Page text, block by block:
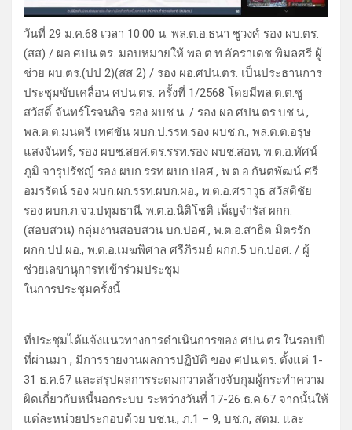
วันที่ 29 ม.ค.68 เวลา 10.00 น. พล.ต.อ.ธนา ชูวงศ์ รอง ผบ.ตร.
(สส) / ผอ.ศปน.ตร. มอบหมายให้ พล.ต.ท.อัคราเดช พิมลศรี ผู้
ช่วย ผบ.ตร.(ปป 2)(สส 2) / รอง ผอ.ศปน.ตร. เป็นประธานการ
ประชุมขับเคลื่อน ศปน.ตร. ครั้งที่ 1/2568 โดยมีพล.ต.ต.ชู
สวัสดิ์ จันทร์โรจนกิจ รอง ผบช.น. / รอง ผอ.ศปน.ตร.บช.น.,
พล.ต.ต.มนตรี เทศขัน ผบก.ป.รรท.รอง ผบช.ก., พล.ต.ต.อรุษ
แสงจันทร์, รอง ผบช.สยศ.ตร.รรท.รอง ผบช.สอท, พ.ต.อ.ทัศน์
ภูมิ จารุปรัชญ์ รอง ผบก.รรท.ผบก.ปอศ., พ.ต.อ.กันตพัฒน์ ศรี
อมรรัตน์ รอง ผบก.ผก.รรท.ผบก.ผอ., พ.ต.อ.ศราวุธ สวัสดิชัย
รอง ผบก.ภ.จว.ปทุมธานี, พ.ต.อ.นิติโชติ เพ็ญจำรัส ผกก.
(สอบสวน) กลุ่มงานสอบสวน บก.ปอศ., พ.ต.อ.สาธิต มิตรรัก
ผกก.ปป.ผอ., พ.ต.อ.เมฆพิศาล ศรีภิรมย์ ผกก.5 บก.ปอศ. / ผู้
ช่วยเลขานุการทเข้าร่วมประชุม
ในการประชุมครั้งนี้
ที่ประชุมได้แจ้งแนวทางการดำเนินการของ ศปน.ตร.ในรอบปี
ที่ผ่านมา , มีการรายงานผลการปฏิบัติ ของ ศปน.ตร. ตั้งแต่ 1-
31 ธ.ค.67 และสรุปผลการระดมกวาดล้างจับกุมผู้กระทำความ
ผิดเกี่ยวกับหนี้นอกระบบ ระหว่างวันที่ 17-26 ธ.ค.67 จากนั้นให้
แต่ละหน่วยประกอบด้วย บช.น., ภ.1 – 9, บช.ก, สตม. และ